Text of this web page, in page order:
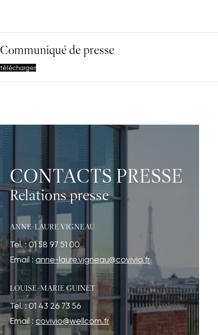
Communiqué de presse
télécharger
CONTACTS PRESSE
Relations presse
ANNE-LAURE VIGNEAU
Tel. : 01 58 97 51 00
Email : anne-laure.vigneau@covivio.fr
LOUISE-MARIE GUINET
Tel. : 01 43 26 73 56
Email : covivio@wellcom.fr